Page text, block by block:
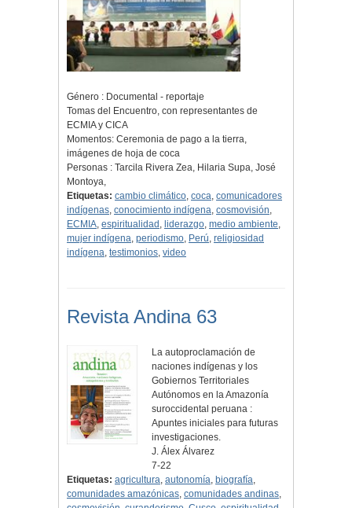
Género : Documental - reportaje
Tomas del Encuentro, con representantes de
ECMIA y CICA
Momentos: Ceremonia de pago a la tierra,
imágenes de hoja de coca
Personas : Tarcila Rivera Zea, Hilaria Supa, José
Montoya,
Etiquetas: cambio climático, coca, comunicadores
indígenas, conocimiento indígena, cosmovisión,
ECMIA, espiritualidad , liderazgo, medio ambiente,
mujer indígena, periodismo, Perú, religiosidad
indígena, testimonios, video
Revista Andina 63
La autoproclamación de
naciones indígenas y los
Gobiernos Territoriales
Autónomos en la Amazonía
suroccidental peruana :
Apuntes iniciales para futuras
investigaciones.
J. Álex Álvarez
7-22
Etiquetas: agricultura, autonomía, biografía,
comunidades amazónicas, comunidades andinas,